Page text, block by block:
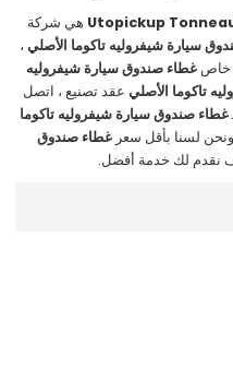
Utopickup هي شركة
سيارة شيفروليه تاكوما الأصلي ،
خاصغطاء صندوق سيارة شيفروليه
تاكوما الأصلي عقد تصنيع ، اتصل
غطاء صندوق سيارة شيفروليه تاكوما
لسنا بأقل سعرغطاء صندوق
نقدم لك خدمة أفضل.